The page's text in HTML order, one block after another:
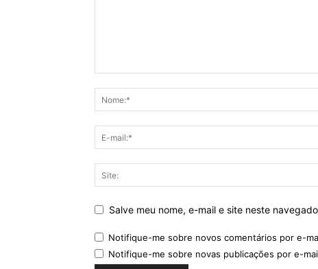
Salve meu nome, e-mail e site neste
Notifique-me sobre novos comentários por e-
Notifique-me sobre novas publicações por e-